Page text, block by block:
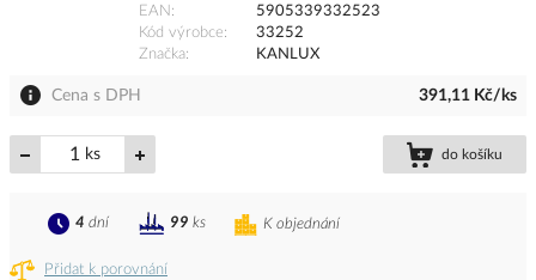
EAN
5905339332523
Kód výrobce
33252
Značka
KANLUX
Cena s DPH 391,11 Kč/ks
ks do košíku
Přidat k porovnání
K objednání
4 dní 99 ks